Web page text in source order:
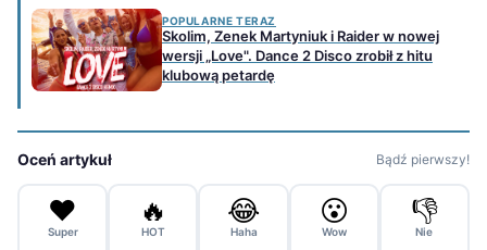
POPULARNE TERAZ
Skolim, Zenek Martyniuk i Raider w nowej
wersji „Love". Dance 2 Disco zrobił z hitu
klubową petardę
Oceń artykuł Bądź pierwszy!
❤️
Super
🔥
HOT
😂
Haha
😮
Wow
👎
Nie